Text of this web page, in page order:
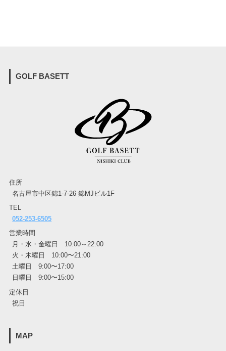
GOLF BASETT
住所
名古屋市中区錦1-7-26 錦MJビル1F
TEL
052-253-6505
営業時間
月・水・金曜日 10:00～22:00
火・木曜日 10:00〜21:00
土曜日 9:00〜17:00
日曜日 9:00〜15:00
定休日
祝日
MAP